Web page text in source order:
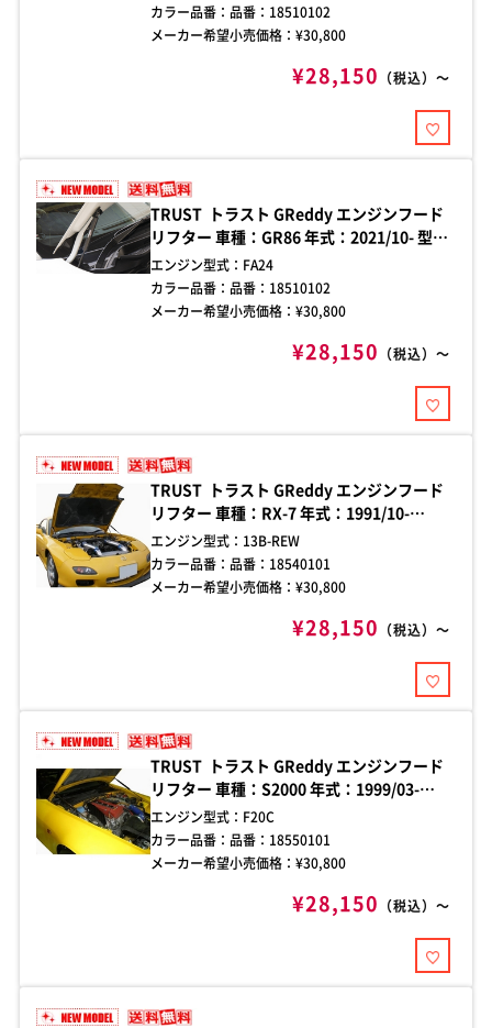
カラー品番： 品番：18510102
メーカー希望小売価格：¥30,800
¥28,150 （税込）～
TRUST トラスト GReddy エンジンフード
リフター 車種：GR86 年式：2021/10- 型
式：ZN8 純正ボンネット用
エンジン型式： FA24
カラー品番： 品番：18510102
メーカー希望小売価格：¥30,800
¥28,150 （税込）～
TRUST トラスト GReddy エンジンフード
リフター 車種：RX-7 年式：1991/10-
2003/04 型式：FD3S 純正ボンネット用
エンジン型式： 13B-REW
カラー品番： 品番：18540101
メーカー希望小売価格：¥30,800
¥28,150 （税込）～
TRUST トラスト GReddy エンジンフード
リフター 車種：S2000 年式：1999/03-
2009/09 型式：AP1 純正ボンネット用
エンジン型式： F20C
カラー品番： 品番：18550101
メーカー希望小売価格：¥30,800
¥28,150 （税込）～